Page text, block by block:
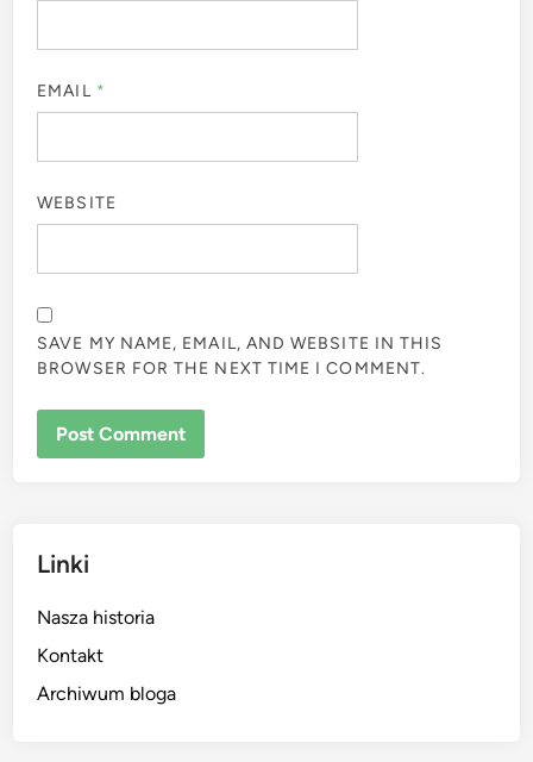
EMAIL *
WEBSITE
SAVE MY NAME, EMAIL, AND WEBSITE IN THIS
BROWSER FOR THE NEXT TIME I COMMENT.
Linki
Nasza historia
Kontakt
Archiwum bloga